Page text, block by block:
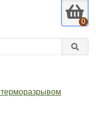
0